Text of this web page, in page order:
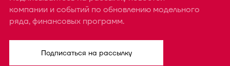
компании и событий по обновлению модельного
ряда, финансовых программ.
Подписаться на рассылку